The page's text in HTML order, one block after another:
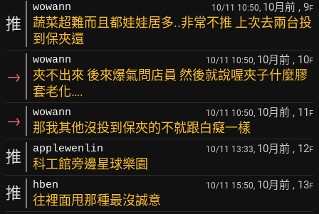
推
wowann 10/11 10:50, 10月前 , 9F
蔬菜超難而且都娃娃居多..非常不推 上次去兩台投
到保夾還
→
wowann 10/11 10:50, 10月前 , 10F
夾不出來 後來爆氣問店員 然後就說喔夾子什麼膠
套老化….
→ wowann 10/11 10:50, 10月前 , 11 F
那我其他沒投到保夾的不就跟白癡一樣
推 applewenlin 10/11 13:33, 10月前 , 12F
科工館旁邊星球樂園
推 hben 10/11 15:50, 10月前 , 13F
往裡面甩那種最沒誠意